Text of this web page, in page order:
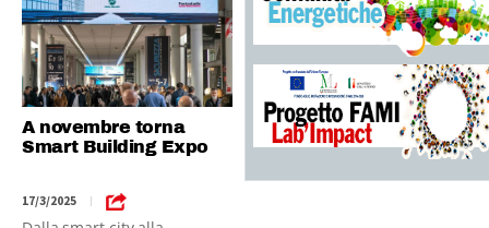
A novembre torna
Smart Building Expo
17/3/2025 |